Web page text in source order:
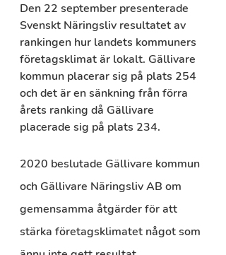
Den 22 september presenterade
Svenskt Näringsliv resultatet av
rankingen hur landets kommuners
företagsklimat är lokalt. Gällivare
kommun placerar sig på plats 254
och det är en sänkning från förra
årets ranking då Gällivare
placerade sig på plats 234.
2020 beslutade Gällivare kommun
och Gällivare Näringsliv AB om
gemensamma åtgärder för att
stärka företagsklimatet något som